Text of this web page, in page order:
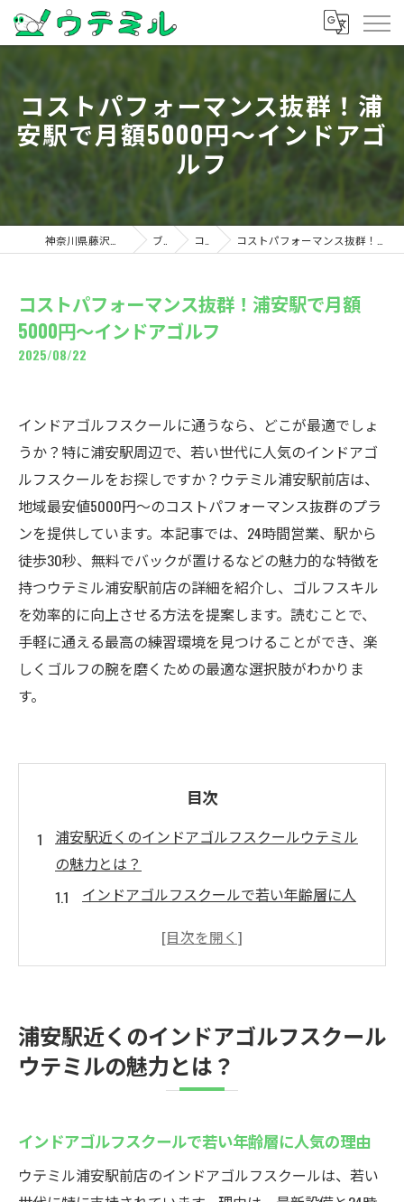
コストパフォーマンス抜群！浦
安駅で月額5000円〜インドアゴ
ルフ
ブログ コラム コストパフォーマンス抜群！浦安駅で月額5000円〜インドアゴルフ
コストパフォーマンス抜群！浦安駅で月額
5000円〜インドアゴルフ
2025/08/22
インドアゴルフスクールに通うなら、どこが最適でしょ
うか？特に浦安駅周辺で、若い世代に人気のインドアゴ
ルフスクールをお探しですか？ウテミル浦安駅前店は、
地域最安値5000円〜のコストパフォーマンス抜群のプラ
ンを提供しています。本記事では、24時間営業、駅から
徒歩30秒、無料でバックが置けるなどの魅力的な特徴を
持つウテミル浦安駅前店の詳細を紹介し、ゴルフスキル
を効率的に向上させる方法を提案します。読むことで、
手軽に通える最高の練習環境を見つけることができ、楽
しくゴルフの腕を磨くための最適な選択肢がわかりま
す。
目次
浦安駅近くのインドアゴルフスクールウテミル
の魅力とは？
インドアゴルフスクールで若い年齢層に人
駅から徒歩30秒の通いやすさと24時間営業
フ体験
無料バッグ置き場や充実した施設で快適練
ラブが見つかる
初心者から経験者まで満足のサポート体制
浦安駅近くのインドアゴルフスクール
ウテミルの魅力とは？
インドアゴルフスクールで若い年齢層に人気の理由
ウテミル浦安駅前店のインドアゴルフスクールは、若い